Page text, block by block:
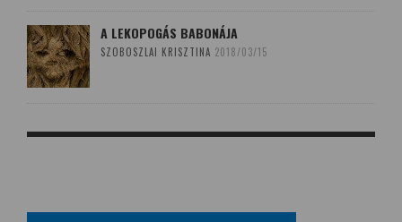
A LEKOPOGÁS BABONÁJA
SZOBOSZLAI KRISZTINA 2018/03/15